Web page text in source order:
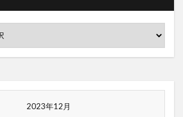
2023年12月